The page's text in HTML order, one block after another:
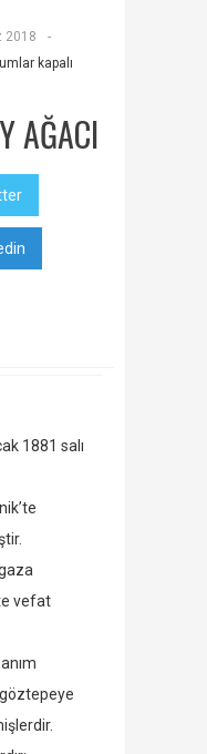
2018
-
kapalı
AĞACI
1881 salı
vefat